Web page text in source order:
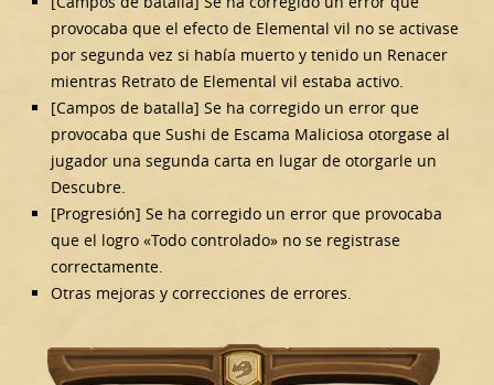
provocaba que el efecto de Elemental vil no se activase
por segunda vez si había muerto y tenido un Renacer
mientras Retrato de Elemental vil estaba activo.
[Campos de batalla] Se ha corregido un error que
provocaba que Sushi de Escama Maliciosa otorgase al
jugador una segunda carta en lugar de otorgarle un
Descubre.
[Progresión] Se ha corregido un error que provocaba
que el logro «Todo controlado» no se registrase
correctamente.
Otras mejoras y correcciones de errores.